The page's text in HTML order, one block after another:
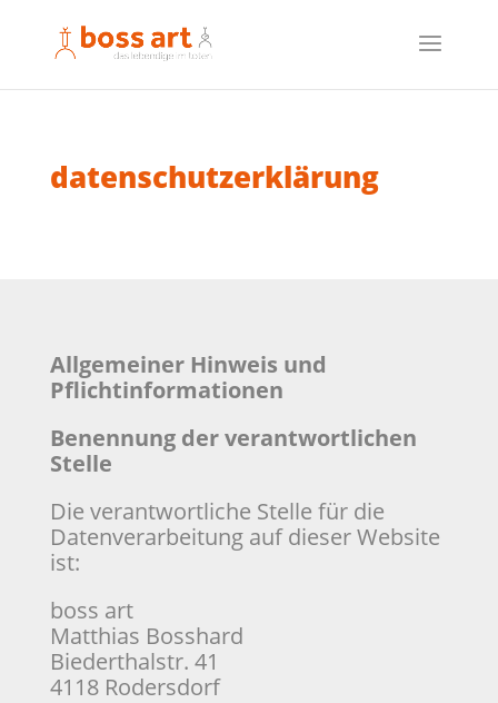
datenschutzerklärung
Allgemeiner Hinweis und
Pflichtinformationen
Benennung der verantwortlichen
Stelle
Die verantwortliche Stelle für die
Datenverarbeitung auf dieser Website
ist:
boss art
Matthias Bosshard
Biederthalstr. 41
4118 Rodersdorf